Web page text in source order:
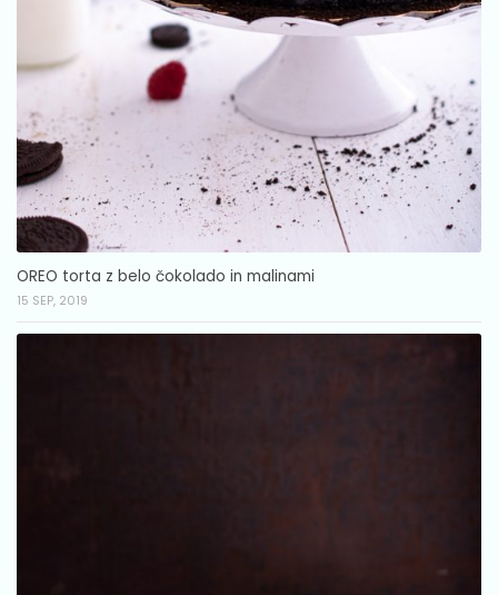
OREO torta z belo čokolado in malinami
15 SEP, 2019